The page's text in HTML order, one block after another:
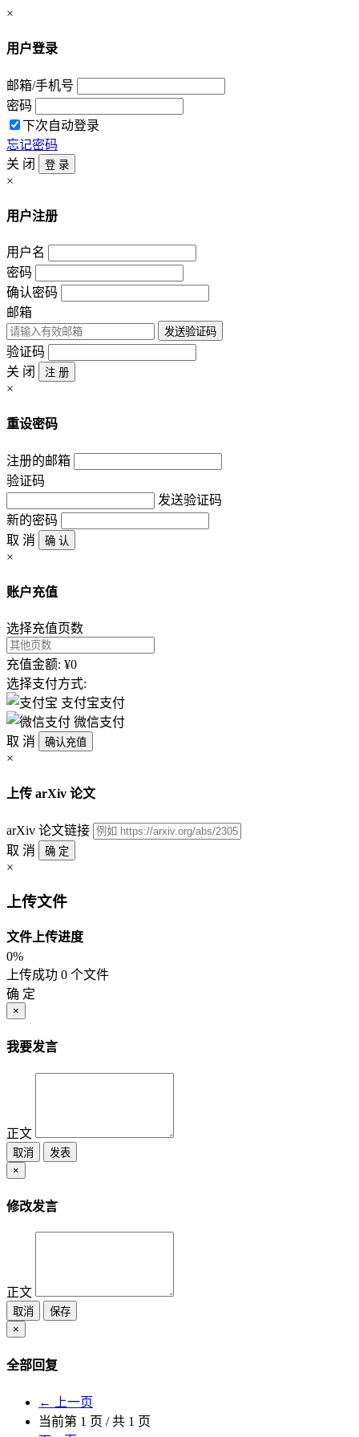
×
用户登录
邮箱/手机号
密码
下次自动登录
忘记密码
关 闭
登 录
×
用户注册
用户名
密码
确认密码
邮箱
发送验证码
验证码
关 闭
注 册
×
重设密码
注册的邮箱
验证码
发送验证码
新的密码
取 消
确 认
×
账户充值
选择充值页数
充值金额: ¥0
选择支付方式:
支付宝支付
微信支付
取 消
确认充值
×
上传 arXiv 论文
arXiv 论文链接
取 消
确 定
×
上传文件
文件上传进度
0%
上传成功 0 个文件
确 定
×
我要发言
正文
取消
发表
×
修改发言
正文
取消
保存
×
全部回复
← 上一页
当前第 1 页 / 共 1 页